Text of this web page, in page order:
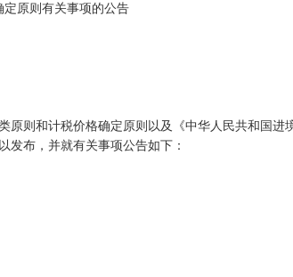
定原则有关事项的公告
原则和计税价格确定原则以及《中华人民共和国进
发布，并就有关事项公告如下：